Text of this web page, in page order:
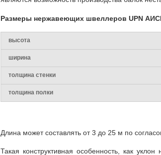
Размеры нержавеющих швеллеров UPN
высота
ширина
толщина стенки
толщина полки
Длина может составлять от 3 до 25 м по
Такая конструктивная особенность, как